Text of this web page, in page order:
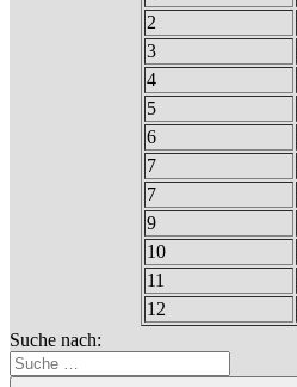
2
3
4
5
6
7
7
9
10
11
12
Suche nach: